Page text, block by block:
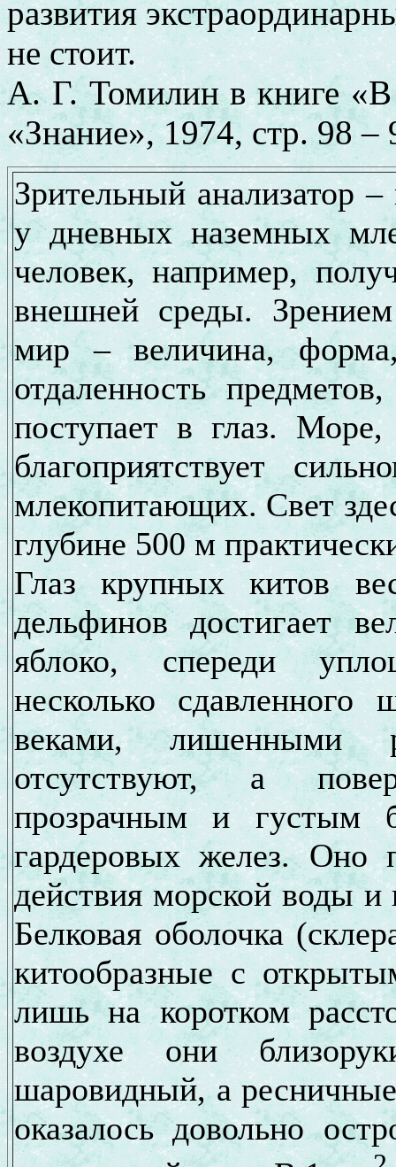
развития
не стоит.
А. Г. Томилин в книге
«Знание», 1974, стр. 98
Зрительный анализатор
у дневных наземных
человек, например,
внешней среды.
мир – величина,
отдаленность
поступает в глаз. Море,
благоприятствует
млекопитающих. Свет
глубине 500 м
Глаз крупных китов
дельфинов достигает
яблоко, спереди
несколько сдавленного
веками, лишенными
отсутствуют, а
прозрачным и густым
гардеровых желез. Оно
действия морской воды
Белковая оболочка
китообразные с
лишь на коротком
воздухе они
шаровидный, а
оказалось довольно